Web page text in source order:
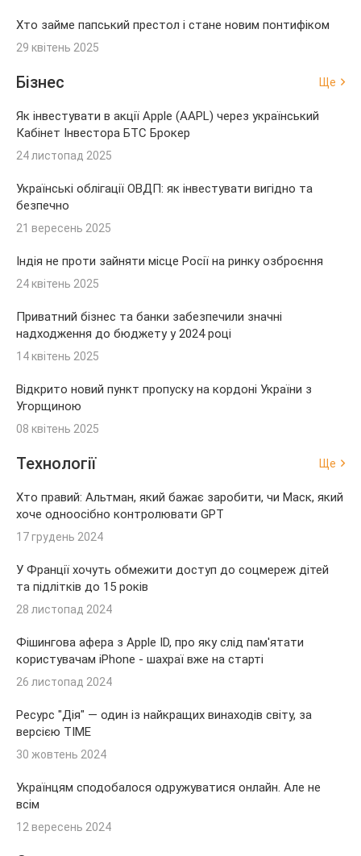
Хто займе папський престол і стане новим понтифіком
29 квітень 2025
Бізнес Ще
Як інвестувати в акції Apple (AAPL) через український
Кабінет Інвестора БТС Брокер
24 листопад 2025
Українські облігації ОВДП: як інвестувати вигідно та
безпечно
21 вересень 2025
Індія не проти зайняти місце Росії на ринку озброєння
24 квітень 2025
Приватний бізнес та банки забезпечили значні
надходження до бюджету у 2024 році
14 квітень 2025
Відкрито новий пункт пропуску на кордоні України з
Угорщиною
08 квітень 2025
Технології Ще
Хто правий: Альтман, який бажає заробити, чи Маск, який
хоче одноосібно контролювати GPT
17 грудень 2024
У Франції хочуть обмежити доступ до соцмереж дітей
та підлітків до 15 років
28 листопад 2024
Фішингова афера з Apple ID, про яку слід пам'ятати
користувачам iPhone - шахраї вже на старті
26 листопад 2024
Ресурс "Дія" — один із найкращих винаходів світу, за
версією TIME
30 жовтень 2024
Українцям сподобалося одружуватися онлайн. Але не
всім
12 вересень 2024